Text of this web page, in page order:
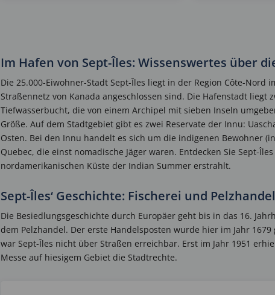
Im Hafen von Sept-Îles: Wissenswertes über
Die 25.000-Eiwohner-Stadt Sept-Îles liegt in der Region Côte-
Straßennetz von Kanada angeschlossen sind. Die Hafenstadt
Tiefwasserbucht, die von einem Archipel mit sieben Inseln
Größe. Auf dem Stadtgebiet gibt es zwei Reservate der Innu:
Osten. Bei den Innu handelt es sich um die indigenen Bewohner
Quebec, die einst nomadische Jäger waren. Entdecken Sie Sept-
nordamerikanischen Küste der Indian Summer erstrahlt.
Sept-Îles‘ Geschichte: Fischerei und Pelzhandel
Die Besiedlungsgeschichte durch Europäer geht bis in das 16.
dem Pelzhandel. Der erste Handelsposten wurde hier im Jahr
war Sept-Îles nicht über Straßen erreichbar. Erst im Jahr 1951
Messe auf hiesigem Gebiet die Stadtrechte.